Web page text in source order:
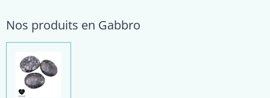
Nos produits en Gabbro